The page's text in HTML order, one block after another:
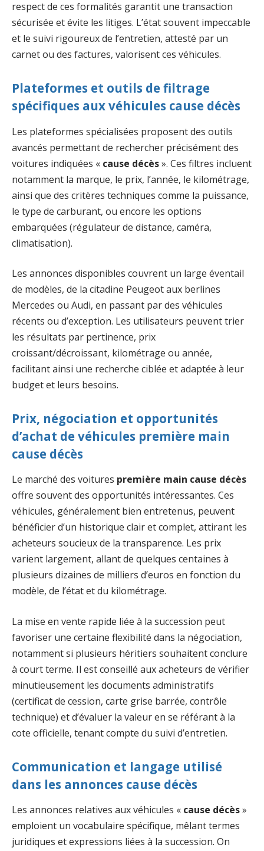
respect de ces formalités garantit une transaction
sécurisée et évite les litiges. L’état souvent impeccable
et le suivi rigoureux de l’entretien, attesté par un
carnet ou des factures, valorisent ces véhicules.
Plateformes et outils de filtrage
spécifiques aux véhicules cause décès
Les plateformes spécialisées proposent des outils
avancés permettant de rechercher précisément des
voitures indiquées « cause décès». Ces filtres incluent
notamment la marque, le prix, l’année, le kilométrage,
ainsi que des critères techniques comme la puissance,
le type de carburant, ou encore les options
embarquées (régulateur de distance, caméra,
climatisation).
Les annonces disponibles couvrent un large éventail
de modèles, de la citadine Peugeot aux berlines
Mercedes ou Audi, en passant par des véhicules
récents ou d’exception. Les utilisateurs peuvent trier
les résultats par pertinence, prix
croissant/décroissant, kilométrage ou année,
facilitant ainsi une recherche ciblée et adaptée à leur
budget et leurs besoins.
Prix, négociation et opportunités
d’achat de véhicules première main
cause décès
Le marché des voitures première main cause décès
offre souvent des opportunités intéressantes. Ces
véhicules, généralement bien entretenus, peuvent
bénéficier d’un historique clair et complet, attirant les
acheteurs soucieux de la transparence. Les prix
varient largement, allant de quelques centaines à
plusieurs dizaines de milliers d’euros en fonction du
modèle, de l’état et du kilométrage.
La mise en vente rapide liée à la succession peut
favoriser une certaine flexibilité dans la négociation,
notamment si plusieurs héritiers souhaitent conclure
à court terme. Il est conseillé aux acheteurs de vérifier
minutieusement les documents administratifs
(certificat de cession, carte grise barrée, contrôle
technique) et d’évaluer la valeur en se référant à la
cote officielle, tenant compte du suivi d’entretien.
Communication et langage utilisé
dans les annonces cause décès
Les annonces relatives aux véhicules « cause décès»
emploient un vocabulaire spécifique, mêlant termes
juridiques et expressions liées à la succession. On